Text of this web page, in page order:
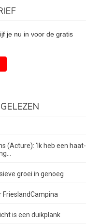
je nu in voor de gratis
(Acture): 'Ik heb een haat-
groei in genoeg
FrieslandCampina
is een duikplank